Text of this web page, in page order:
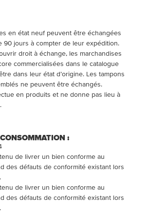
en état neuf peuvent être échangées
90 jours à compter de leur expédition.
droit à échange, les marchandises
commercialisées dans le catalogue
dans leur état d’origine. Les tampons
ne peuvent être échangés.
en produits et ne donne pas lieu à
:
de livrer un bien conforme au
des défauts de conformité existant lors
de livrer un bien conforme au
des défauts de conformité existant lors